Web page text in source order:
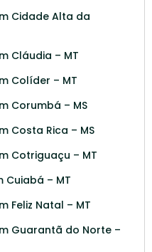
Cidade Alta da
Cláudia – MT
Colíder – MT
Corumbá – MS
Costa Rica – MS
Cotriguaçu – MT
Cuiabá – MT
Feliz Natal – MT
Guarantã do Norte –